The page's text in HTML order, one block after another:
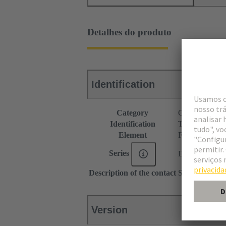
Detalhes do produto
Identification
Category
Connectors
Identification
Type D
Element
Female
Series DIN 41612
Description of the contact Straight
Version